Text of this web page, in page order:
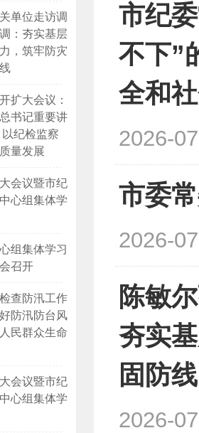
单位走访调
：夯实基层
，筑牢防灾
扩大会议：
书记重要讲
纪检监察
量发展
会议暨市纪
心组集体学
组集体学习
召开
查防汛工作
防汛防台风
民群众生命
会议暨市纪
心组集体学
市纪
不下”
全和
2026-
市委
2026-
陈敏
夯实
固防线
2026-